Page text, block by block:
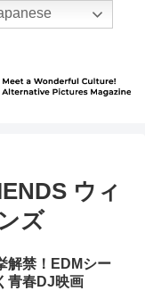
ウィ
ズ
解禁！EDMシー
青春DJ映画